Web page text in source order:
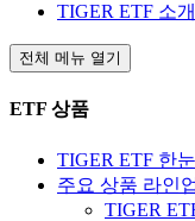
TIGER ETF 소개
전체 메뉴 열기
ETF 상품
TIGER ETF 한
주요 상품 라인
TIGER